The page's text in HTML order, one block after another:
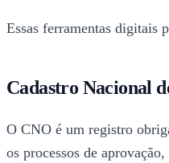
Essas ferramentas digitais
Cadastro Nacional
O CNO é um registro
os processos de